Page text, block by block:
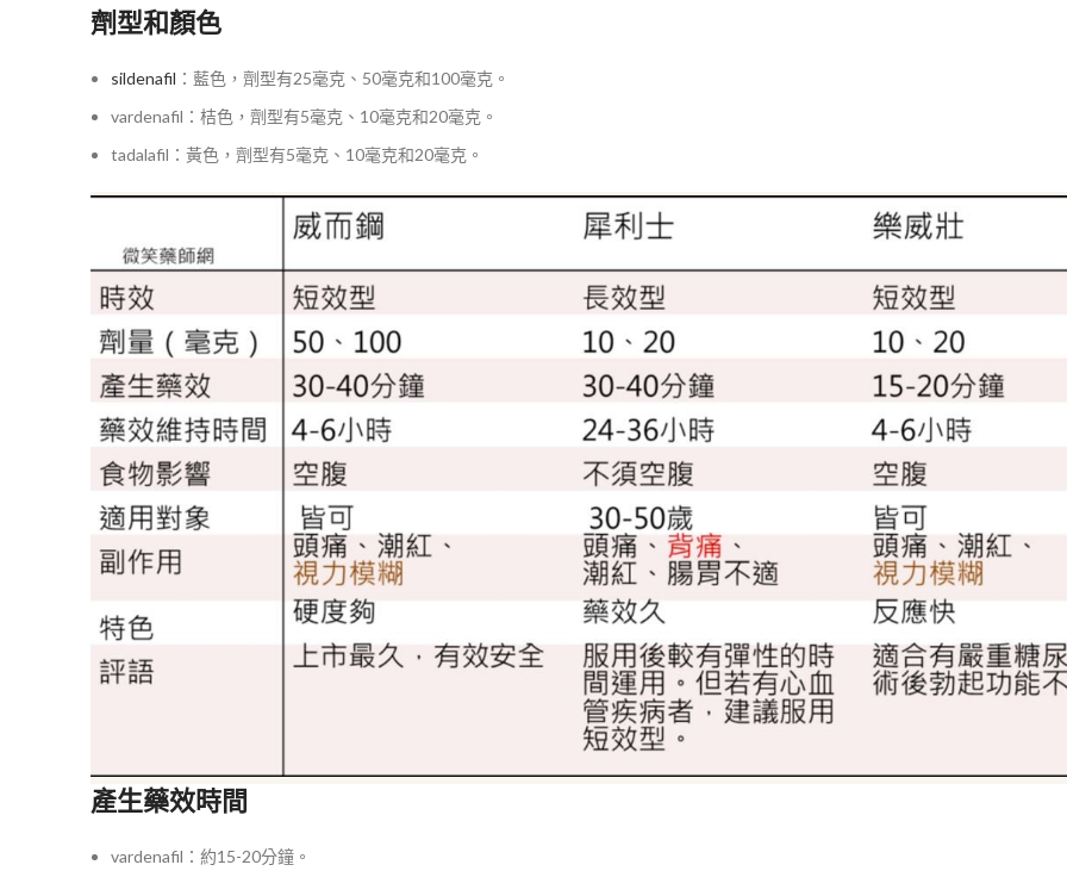
劑型和顏色
sildenafil ：藍色，劑型有25毫克、50毫克和100毫克。
vardenafil：桔色，劑型有5毫克、10毫克和20毫克。
tadalafil：黃色，劑型有5毫克、10毫克和20毫克。
產生藥效時間
vardenafil：約15-20分鐘。